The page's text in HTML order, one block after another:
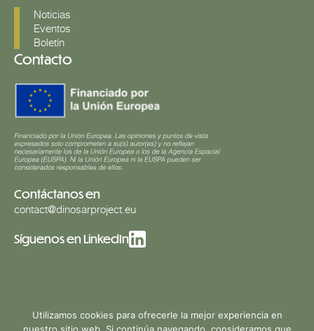
Noticias
Eventos
Boletín
Contacto
Contáctanos en
contact@dinosarproject.eu
Síguenos en LinkedIn
© 2026 Copyright DINOSAR, all rights reserved | design &
Utilizamos cookies para ofrecerle la mejor experiencia en